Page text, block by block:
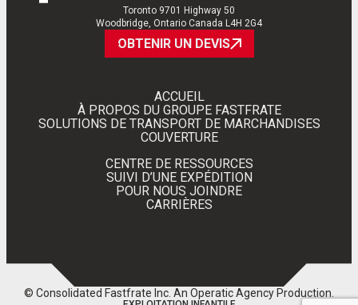
ACCUEIL
À PROPOS DU GROUPE FASTFRATE
SOLUTIONS DE TRANSPORT DE MARCHANDISES
COUVERTURE
Toronto 9701 Highway 50
Woodbridge, Ontario Canada L4H 2G4
OBTENIR UN DEVIS
CENTRE DE RESSOURCES
SUIVI D’UNE EXPÉDITION
POUR NOUS JOINDRE
CARRIÈRES
© Consolidated Fastfrate Inc. An Operatic Agency Production.